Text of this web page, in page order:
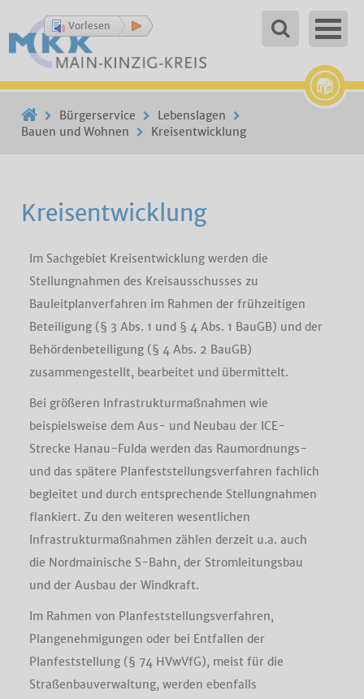
Vorlesen
Bürgerservice
Lebenslagen
Bauen und Wohnen
Kreisentwicklung
Kreisentwicklung
Im Sachgebiet Kreisentwicklung werden die
Stellungnahmen des Kreisausschusses zu
Bauleitplanverfahren im Rahmen der frühzeitigen
Beteiligung (§ 3 Abs. 1 und § 4 Abs. 1 BauGB) und der
Behördenbeteiligung (§ 4 Abs. 2 BauGB)
zusammengestellt, bearbeitet und übermittelt.
Bei größeren Infrastrukturmaßnahmen wie
beispielsweise dem Aus- und Neubau der ICE-
Strecke Hanau-Fulda werden das Raumordnungs-
und das spätere Planfeststellungsverfahren fachlich
begleitet und durch entsprechende Stellungnahmen
flankiert. Zu den weiteren wesentlichen
Infrastrukturmaßnahmen zählen derzeit u.a. auch
die Nordmainische S-Bahn, der Stromleitungsbau
und der Ausbau der Windkraft.
Im Rahmen von Planfeststellungsverfahren,
Plangenehmigungen oder bei Entfallen der
Planfeststellung (§ 74 HVwVfG), meist für die
Straßenbauverwaltung, werden ebenfalls